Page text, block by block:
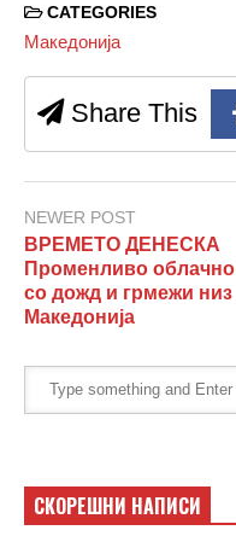
CATEGORIES
Македонија
Share This
NEWER POST
ВРЕМЕТО ДЕНЕСКА
Променливо облачно
со дожд и грмежи низ
Македонија
СКОРЕШНИ НАПИСИ